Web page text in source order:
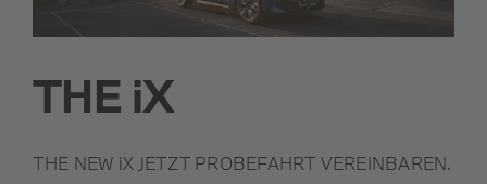
THE iX
THE NEW iX JETZT PROBEFAHRT VEREINBAREN.